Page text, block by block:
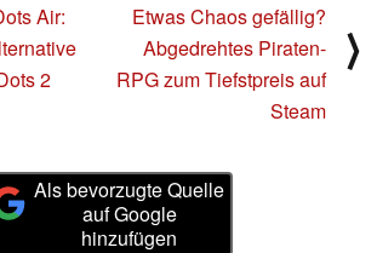
Air:
2
Etwas Chaos gefällig?
Abgedrehtes Piraten-
RPG zum Tiefstpreis auf
Steam
⟩
Als bevorzugte Quelle
auf Google
hinzufügen